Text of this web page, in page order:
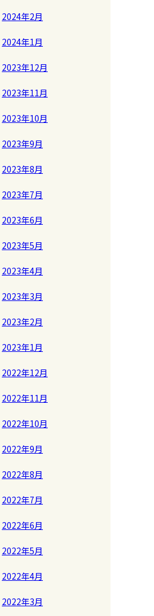
2024年2月
2024年1月
2023年12月
2023年11月
2023年10月
2023年9月
2023年8月
2023年7月
2023年6月
2023年5月
2023年4月
2023年3月
2023年2月
2023年1月
2022年12月
2022年11月
2022年10月
2022年9月
2022年8月
2022年7月
2022年6月
2022年5月
2022年4月
2022年3月